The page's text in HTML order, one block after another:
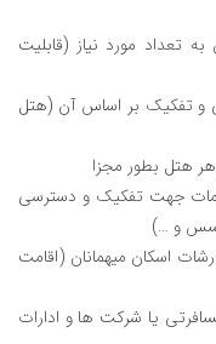
تعداد مورد نیاز (قابلیت
و تفکیک بر اساس آن (هتل
هتل بطور مجزا
جهت تفکیک و دسترسی
و …)
اسکان میهمانان (اقامت
یا شرکت ها و ادارات